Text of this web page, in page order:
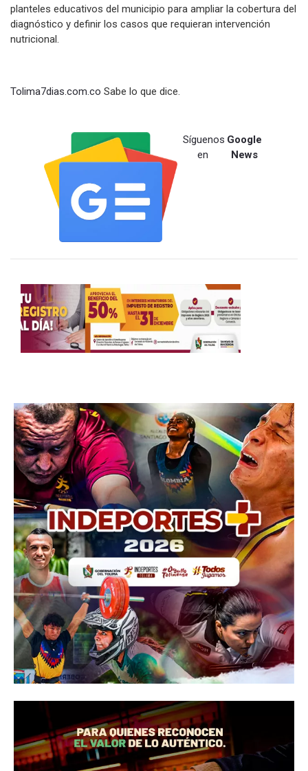
planteles educativos del municipio para ampliar la cobertura del
diagnóstico y definir los casos que requieran intervención
nutricional.
Tolima7dias.com.co Sabe lo que dice.
Síguenos
en
Google
News